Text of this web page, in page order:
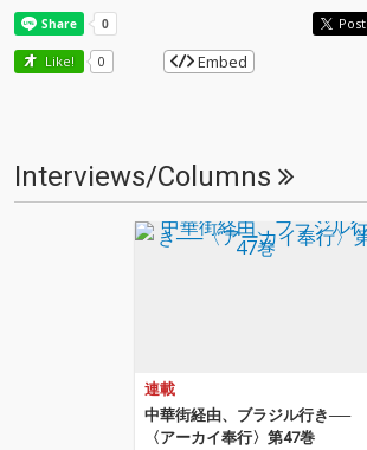
Post
Like! 0 Embed
Interviews/Columns
連載
中華街経由、ブラジル行き──
〈アーカイ奉行〉第47巻